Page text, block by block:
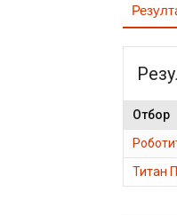
Отбор
Титан